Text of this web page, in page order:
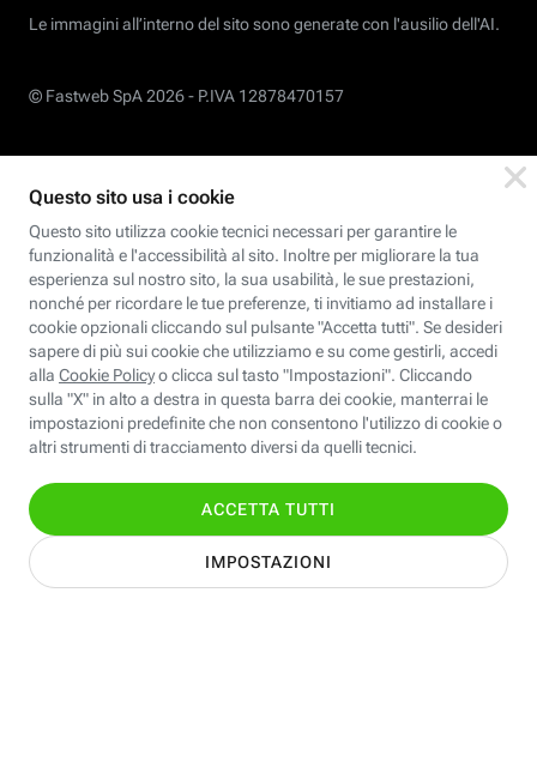
Le immagini all’interno del sito sono generate con l'ausilio dell'AI.
© Fastweb SpA 2026 - P.IVA 12878470157